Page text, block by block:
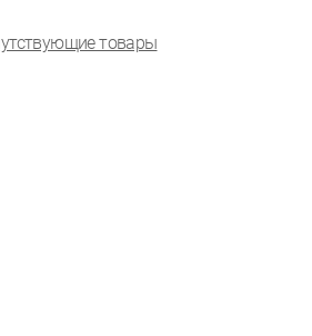
товары